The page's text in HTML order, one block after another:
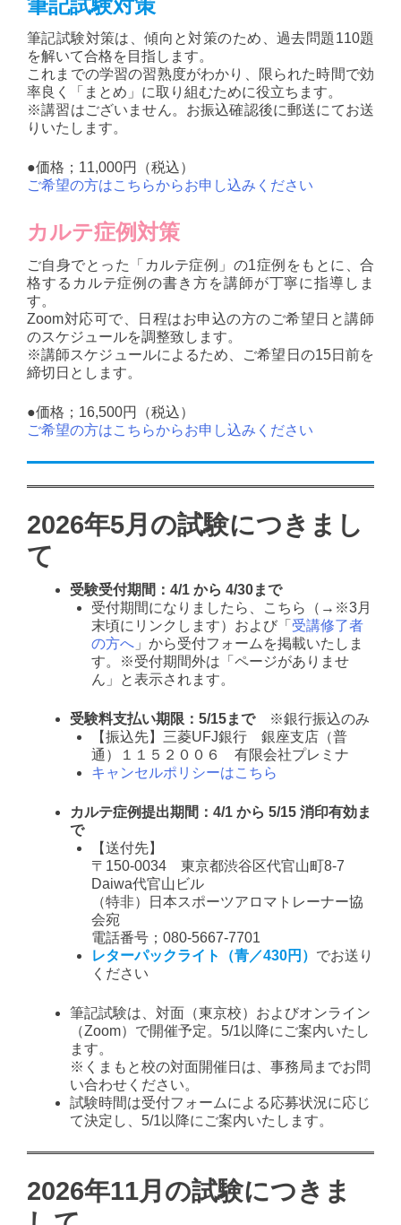
筆記試験対策
筆記試験対策は、傾向と対策のため、過去問題110題
を解いて合格を目指します。
これまでの学習の習熟度がわかり、限られた時間で効
率良く「まとめ」に取り組むために役立ちます。
※講習はございません。お振込確認後に郵送にてお送
りいたします。
●価格；11,000円（税込）
ご希望の方はこちらからお申し込みください
カルテ症例対策
ご自身でとった「カルテ症例」の1症例をもとに、合
格するカルテ症例の書き方を講師が丁寧に指導しま
す。
Zoom対応可で、日程はお申込の方のご希望日と講師
のスケジュールを調整致します。
※講師スケジュールによるため、ご希望日の15日前を
締切日とします。
●価格；16,500円（税込）
ご希望の方はこちらからお申し込みください
2026年5月の試験につきまし
て
受験受付期間：4/1 から 4/30まで
受付期間になりましたら、こちら（→※3月
末頃にリンクします）および「 受講修了者
の方へ 」から受付フォームを掲載いたしま
す。※受付期間外は「ページがありませ
ん」と表示されます。
受験料支払い期限：5/15まで※銀行振込のみ
【振込先】三菱UFJ銀行 銀座支店（普
通）１１５２００６ 有限会社プレミナ
キャンセルポリシーはこちら
カルテ症例提出期間：4/1 から 5/15 消印有効ま
で
【送付先】
〒150-0034 東京都渋谷区代官山町8-7
Daiwa代官山ビル
（特非）日本スポーツアロマトレーナー協
会宛
電話番号；080-5667-7701
レターパックライト（青／430円） でお送り
ください
筆記試験は、対面（東京校）およびオンライン
（Zoom）で開催予定。5/1以降にご案内いたし
ます。
※くまもと校の対面開催日は、事務局までお問
い合わせください。
試験時間は受付フォームによる応募状況に応じ
て決定し、5/1以降にご案内いたします。
2026年11月の試験につきま